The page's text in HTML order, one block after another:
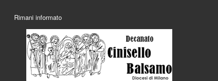
Rimani informato